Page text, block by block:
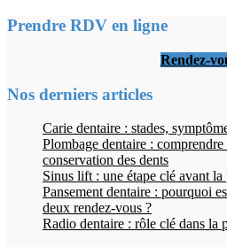
Prendre RDV en ligne
Rendez-
Nos derniers articles
Carie dentaire : stades,
Plombage dentaire :
conservation des dents
Sinus lift : une étape clé avant la
Pansement dentaire : pourquoi
deux rendez-vous ?
Radio dentaire : rôle clé dans la